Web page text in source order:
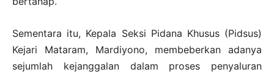
Sementara itu, Kepala Seksi Pidana Khusus (Pidsus)
Kejari Mataram, Mardiyono, membeberkan adanya
sejumlah kejanggalan dalam proses penyaluran